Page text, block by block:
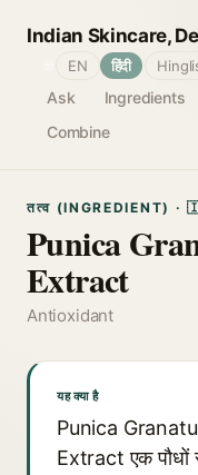
Indian Skincare,
Ask Ingredients
Combine
EN हिंदी
तत्व (INGREDIENT) ·
Punica
Extract
Antioxidant
यह क्या है
Punica
Extract एक पौधों